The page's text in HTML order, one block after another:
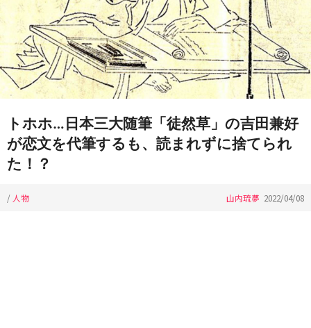
トホホ…日本三大随筆「徒然草」の吉田兼好
が恋文を代筆するも、読まれずに捨てられ
た！？
/ 人物 山内琉夢 2022/04/08